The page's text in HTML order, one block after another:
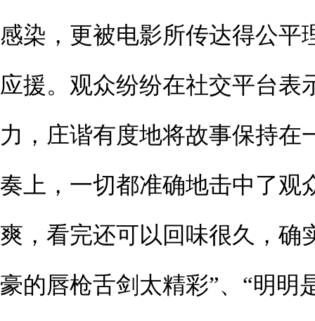
感染，更被电影所传达得公平
应援。观众纷纷在社交平台表
力，庄谐有度地将故事保持在
奏上，一切都准确地击中了观
爽，看完还可以回味很久，确
豪的唇枪舌剑太精彩”、“明明